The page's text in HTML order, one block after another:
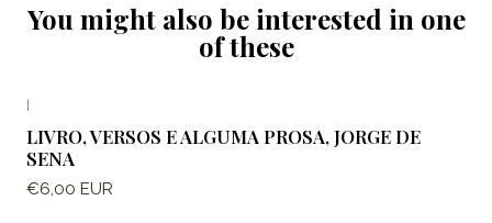
You might also be interested in one
of these
LIVRO, VERSOS E ALGUMA PROSA, JORGE DE
SENA
€6,00 EUR